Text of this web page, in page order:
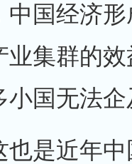
中国经济
业集群的
小国无法
近年中